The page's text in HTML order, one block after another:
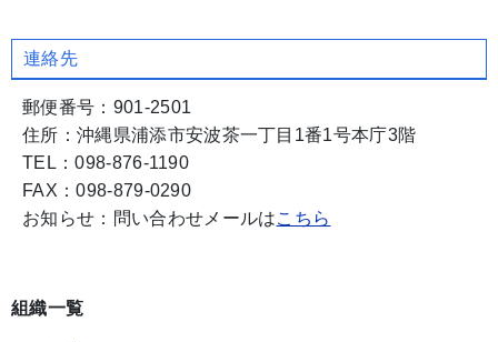
連絡先
郵便番号：901-2501
住所：沖縄県浦添市安波茶一丁目1番1号本庁3階
TEL：098-876-1190
FAX：098-879-0290
お知らせ：問い合わせメールはこちら
組織一覧